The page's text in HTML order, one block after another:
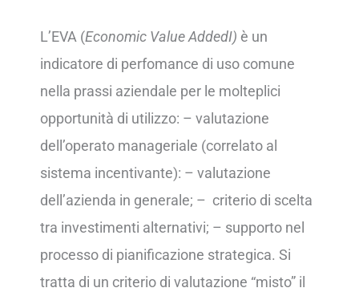
L’EVA (Economic Value AddedI) è un
indicatore di perfomance di uso comune
nella prassi aziendale per le molteplici
opportunità di utilizzo: – valutazione
dell’operato manageriale (correlato al
sistema incentivante): – valutazione
dell’azienda in generale; – criterio di scelta
tra investimenti alternativi; – supporto nel
processo di pianificazione strategica. Si
tratta di un criterio di valutazione “misto” il